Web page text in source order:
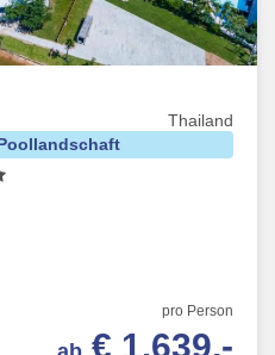
Thailand
pro Person
€ 1.639,-